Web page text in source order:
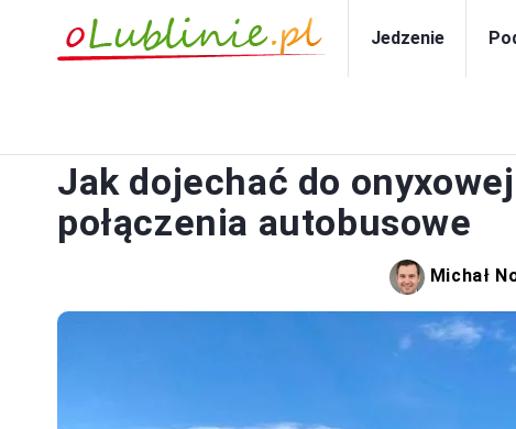
Jedzenie
Jak dojechać do
połączenia autobusowe
Michał